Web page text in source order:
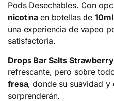
Pods Desechables. Con
nicotina en botellas de 10ml
una experiencia de vapeo
satisfactoria.
Drops Bar Salts
refrescante, pero sobre
fresa, donde su suavidad y
sorprenderán.